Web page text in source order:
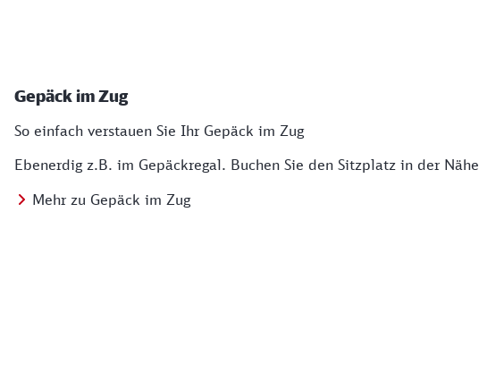
Gepäck im Zug
So einfach verstauen Sie Ihr Gepäck im Zug
Ebenerdig z.B. im Gepäckregal. Buchen Sie den Sitzplatz in der Nähe
Mehr zu Gepäck im Zug